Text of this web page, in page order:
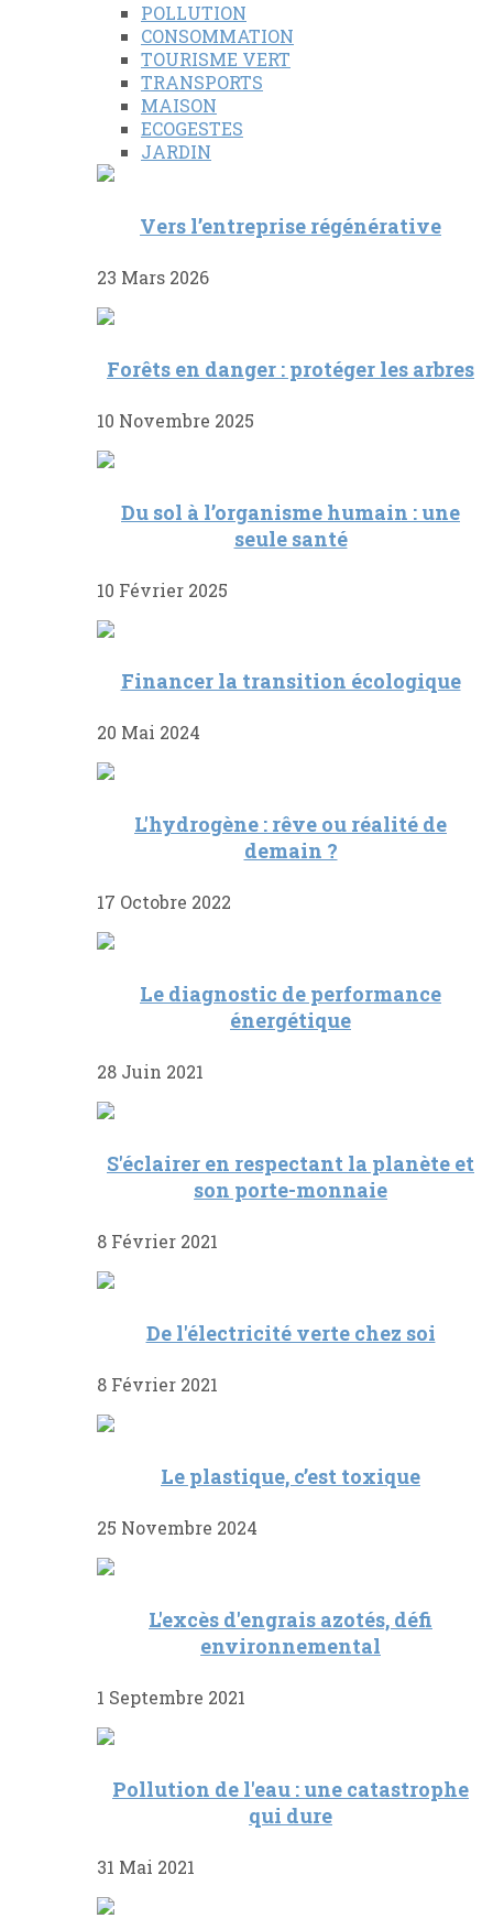
POLLUTION
CONSOMMATION
TOURISME VERT
TRANSPORTS
MAISON
ECOGESTES
JARDIN
Vers l’entreprise régénérative
23 Mars 2026
Forêts en danger : protéger les arbres
10 Novembre 2025
Du sol à l’organisme humain : une
seule santé
10 Février 2025
Financer la transition écologique
20 Mai 2024
L'hydrogène : rêve ou réalité de
demain ?
17 Octobre 2022
Le diagnostic de performance
énergétique
28 Juin 2021
S'éclairer en respectant la planète et
son porte-monnaie
8 Février 2021
De l'électricité verte chez soi
8 Février 2021
Le plastique, c’est toxique
25 Novembre 2024
L'excès d'engrais azotés, défi
environnemental
1 Septembre 2021
Pollution de l'eau : une catastrophe
qui dure
31 Mai 2021